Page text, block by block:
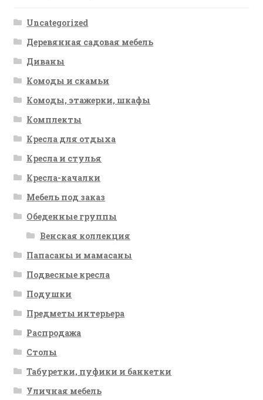
Uncategorized
Деревянная садовая мебель
Диваны
Комоды и скамьи
Комоды, этажерки, шкафы
Комплекты
Кресла для отдыха
Кресла и стулья
Кресла-качалки
Мебель под заказ
Обеденные группы
Венская коллекция
Папасаны и мамасаны
Подвесные кресла
Подушки
Предметы интерьера
Распродажа
Столы
Табуретки, пуфики и банкетки
Уличная мебель